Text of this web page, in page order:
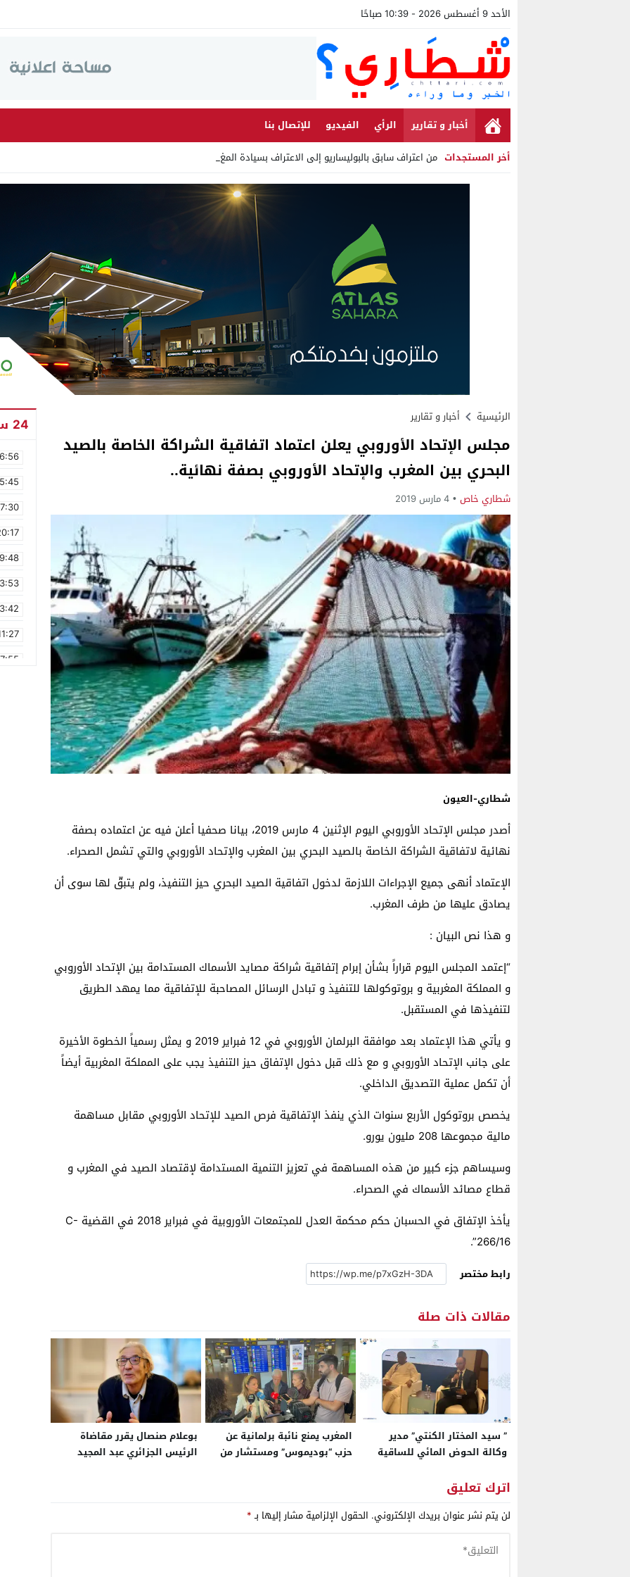
الأحد 9 أغسطس 2026 - 10:39 صباحًا
أخبار و تقارير الرأي الفيديو
للإتصال بنا
أخر المستجدات من اعتراف سابق بالبوليساريو إلى الاعتراف بسيادة المغرب على الصحر_
Stop
الرئيسية أخبار و تقارير
مجلس الإتحاد الأوروبي يعلن اعتماد اتفاقية الشراكة الخاصة بالصيد
البحري بين المغرب والإتحاد الأوروبي بصفة نهائية..
شطاري خاص 4 مارس 2019
شطاري-العيون
أصدر مجلس الإتحاد الأوروبي اليوم الإثنين 4 مارس 2019، بيانا صحفيا أعلن فيه عن اعتماده بصفة
نهائية لاتفاقية الشراكة الخاصة بالصيد البحري بين المغرب والإتحاد الأوروبي والتي تشمل الصحراء.
الإعتماد أنهى جميع الإجراءات اللازمة لدخول اتفاقية الصيد البحري حيز التنفيذ، ولم يتبقّ لها سوى أن
يصادق عليها من طرف المغرب.
و هذا نص البيان :
“إعتمد المجلس اليوم قراراً بشأن إبرام إتفاقية شراكة مصايد الأسماك المستدامة بين الإتحاد الأوروبي
و المملكة المغربية و بروتوكولها للتنفيذ و تبادل الرسائل المصاحبة للإتفاقية مما يمهد الطريق
لتنفيذها في المستقبل.
و يأتي هذا الإعتماد بعد موافقة البرلمان الأوروبي في 12 فبراير 2019 و يمثل رسمياً الخطوة الأخيرة
على جانب الإتحاد الأوروبي و مع ذلك قبل دخول الإتفاق حيز التنفيذ يجب على المملكة المغربية أيضاً
أن تكمل عملية التصديق الداخلي.
يخصص بروتوكول الأربع سنوات الذي ينفذ الإتفاقية فرص الصيد للإتحاد الأوروبي مقابل مساهمة
مالية مجموعها 208 مليون يورو.
وسيساهم جزء كبير من هذه المساهمة في تعزيز التنمية المستدامة لإقتصاد الصيد في المغرب و
قطاع مصائد الأسماك في الصحراء.
يأخذ الإتفاق في الحسبان حكم محكمة العدل للمجتمعات الأوروبية في فبراير 2018 في القضية C-
266/16”.
رابط مختصر
مقالات ذات صلة
” سيد المختار الكنتي” مدير
وكالة الحوض المائي للساقية
على مشاركة متميزة بالمملكة
العربية السعودية
المغرب يمنع نائبة برلمانية عن
حزب “بوديموس” ومستشار من
القانون
بوعلام صنصال يقرر مقاضاة
الرئيس الجزائري عبد المجيد
اترك تعليق
لن يتم نشر عنوان بريدك الإلكتروني. الحقول الإلزامية مشار إليها بـ*
24 ساعة